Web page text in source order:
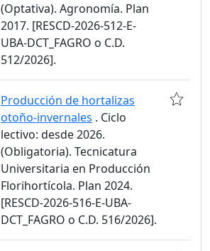
(Optativa). Agronomía. Plan
2017. [RESCD-2026-512-E-
UBA-DCT_FAGRO o C.D.
512/2026].
Producción de hortalizas
otoño-invernales . Ciclo
lectivo: desde 2026.
(Obligatoria). Tecnicatura
Universitaria en Producción
Florihortícola. Plan 2024.
[RESCD-2026-516-E-UBA-
DCT_FAGRO o C.D. 516/2026].